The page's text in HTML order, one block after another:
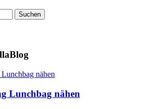
Lunchbag nähen